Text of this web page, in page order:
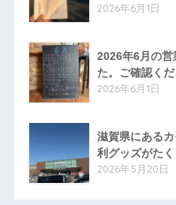
2026年6月1日
2026年6月の営
た。ご確認くだ
2026年6月1日
滋賀県にある
利グッズがた
2026年5月20日